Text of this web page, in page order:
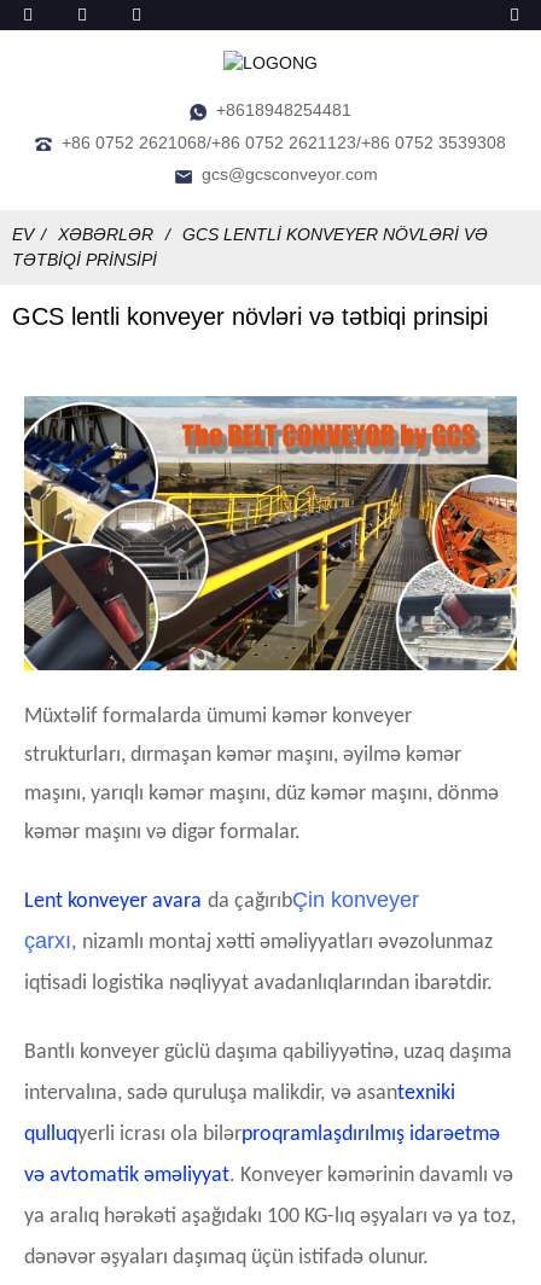
+8618948254481
+86 0752 2621068/+86 0752 2621123/+86 0752 3539308
gcs@gcsconveyor.com
EV XƏBƏRLƏR
GCS LENTLI KONVEYER NÖVLƏRI VƏ
TƏTBIQI PRINSIPI
GCS lentli konveyer növləri və tətbiqi prinsipi
Müxtəlif formalarda ümumi kəmər konveyer
strukturları, dırmaşan kəmər maşını, əyilmə kəmər
maşını, yarıqlı kəmər maşını, düz kəmər maşını, dönmə
kəmər maşını və digər formalar.
Lent konveyer avara da çağırıbÇin konveyer
çarxı, nizamlı montaj xətti əməliyyatları əvəzolunmaz
iqtisadi logistika nəqliyyat avadanlıqlarından ibarətdir.
Bantlı konveyer güclü daşıma qabiliyyətinə, uzaq daşıma
intervalına, sadə quruluşa malikdir, və asantexniki
qulluqyerli icrası ola bilərproqramlaşdırılmış idarəetmə
və avtomatik əməliyyat. Konveyer kəmərinin davamlı və
ya aralıq hərəkəti aşağıdakı 100 KG-lıq əşyaları və ya toz,
dənəvər əşyaları daşımaq üçün istifadə olunur.